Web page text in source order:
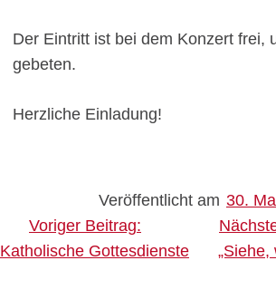
Der Eintritt ist bei dem Konzert frei,
gebeten.
Herzliche Einladung!
Veröffentlicht am 30.
Beitragsnavigation
Voriger Beitrag:
Katholische Gottesdienste